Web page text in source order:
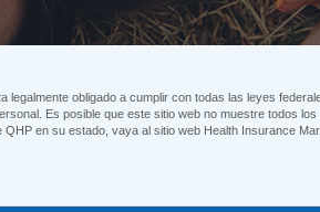
obligado a cumplir con todas las leyes
Es posible que este sitio web no muestre todos
en su estado, vaya al sitio web Health Insurance